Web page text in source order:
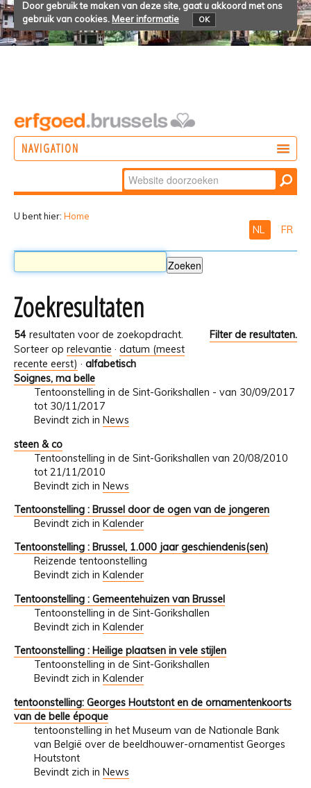
Door gebruik te maken van deze site, gaat u akkoord met ons
gebruik van cookies. Meer informatie OK
NAVIGATION
Zoek
Geavanceerd
U bent hier: Home
NL FR
Zoekresultaten
54 resultaten voor de zoekopdracht.
Filter de resultaten.
Sorteer op relevantie · datum (meest
recente eerst) · alfabetisch
Soignes, ma belle
Tentoonstelling in de Sint-Gorikshallen - van 30/09/2017
tot 30/11/2017
Bevindt zich in News
steen & co
Tentoonstelling in de Sint-Gorikshallen van 20/08/2010
tot 21/11/2010
Bevindt zich in News
Tentoonstelling : Brussel door de ogen van de jongeren
Bevindt zich in Kalender
Tentoonstelling : Brussel, 1.000 jaar geschiendenis(sen)
Reizende tentoonstelling
Bevindt zich in Kalender
Tentoonstelling : Gemeentehuizen van Brussel
Tentoonstelling in de Sint-Gorikshallen
Bevindt zich in Kalender
Tentoonstelling : Heilige plaatsen in vele stijlen
Tentoonstelling in de Sint-Gorikshallen
Bevindt zich in Kalender
tentoonstelling: Georges Houtstont en de ornamentenkoorts
van de belle époque
tentoonstelling in het Museum van de Nationale Bank
van België over de beeldhouwer-ornamentist Georges
Houtstont
Bevindt zich in News